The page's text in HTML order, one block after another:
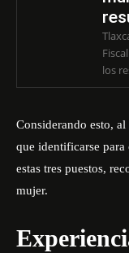
los
Considerando esto,
que identificarse para
estas tres puestos,
mujer.